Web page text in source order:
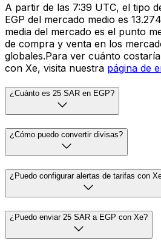
A partir de las 7:39 UTC, el tipo
EGP del mercado medio es ﷼1 = £13.2747. La tasa
media del mercado es el punto
de compra y venta en los
globales.Para ver cuánto
con Xe, visita nuestra página de
¿Cuánto es 25 SAR en EGP?
¿Cómo puedo convertir divisas?
¿Puedo configurar alertas de tarifas con
¿Puedo enviar 25 SAR a EGP con Xe?